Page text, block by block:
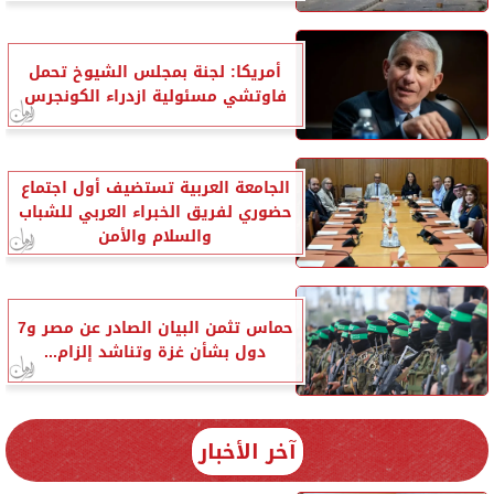
أمريكا: لجنة بمجلس الشيوخ تحمل
فاوتشي مسئولية ازدراء الكونجرس
الجامعة العربية تستضيف أول اجتماع
حضوري لفريق الخبراء العربي للشباب
والسلام والأمن
حماس تثمن البيان الصادر عن مصر و7
دول بشأن غزة وتناشد إلزام...
آخر الأخبار